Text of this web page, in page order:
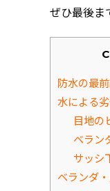
ぜひ最後ま
防水の最
水による
目地の
ベラン
サッシ
ベランダ